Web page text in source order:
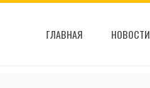
ГЛАВНАЯ НОВОСТИ